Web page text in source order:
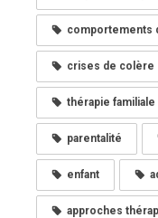
comportements
crises de colère
thérapie familiale
parentalité
enfant
approches